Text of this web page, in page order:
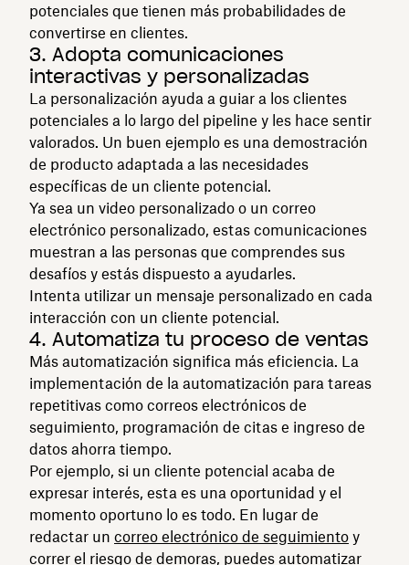
potenciales que tienen más probabilidades de
convertirse en clientes.
3. Adopta comunicaciones
interactivas y personalizadas
La personalización ayuda a guiar a los clientes
potenciales a lo largo del pipeline y les hace sentir
valorados. Un buen ejemplo es una demostración
de producto adaptada a las necesidades
específicas de un cliente potencial.
Ya sea un video personalizado o un correo
electrónico personalizado, estas comunicaciones
muestran a las personas que comprendes sus
desafíos y estás dispuesto a ayudarles.
Intenta utilizar un mensaje personalizado en cada
interacción con un cliente potencial.
4. Automatiza tu proceso de ventas
Más automatización significa más eficiencia. La
implementación de la automatización para tareas
repetitivas como correos electrónicos de
seguimiento, programación de citas e ingreso de
datos ahorra tiempo.
Por ejemplo, si un cliente potencial acaba de
expresar interés, esta es una oportunidad y el
momento oportuno lo es todo. En lugar de
redactar un correo electrónico de seguimiento y
correr el riesgo de demoras, puedes automatizar